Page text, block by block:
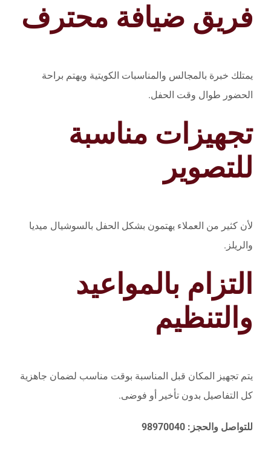
فريق ضيافة محترف
يمتلك خبرة بالمجالس والمناسبات الكويتية ويهتم براحة
الحضور طوال وقت الحفل.
تجهيزات مناسبة
للتصوير
لأن كثير من العملاء يهتمون بشكل الحفل بالسوشيال ميديا
والريلز.
التزام بالمواعيد
والتنظيم
يتم تجهيز المكان قبل المناسبة بوقت مناسب لضمان جاهزية
كل التفاصيل بدون تأخير أو فوضى.
للتواصل والحجز: 98970040